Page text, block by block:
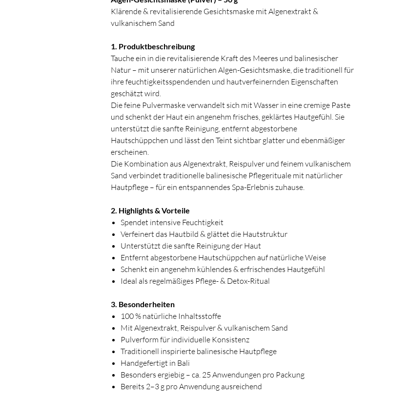
Klärende & revitalisierende Gesichtsmaske mit Algenextrakt &
vulkanischem Sand
1. Produktbeschreibung
Tauche ein in die revitalisierende Kraft des Meeres und balinesischer
Natur – mit unserer natürlichen Algen-Gesichtsmaske, die traditionell für
ihre feuchtigkeitsspendenden und hautverfeinernden Eigenschaften
geschätzt wird.
Die feine Pulvermaske verwandelt sich mit Wasser in eine cremige Paste
und schenkt der Haut ein angenehm frisches, geklärtes Hautgefühl. Sie
unterstützt die sanfte Reinigung, entfernt abgestorbene
Hautschüppchen und lässt den Teint sichtbar glatter und ebenmäßiger
erscheinen.
Die Kombination aus Algenextrakt, Reispulver und feinem vulkanischem
Sand verbindet traditionelle balinesische Pflegerituale mit natürlicher
Hautpflege – für ein entspannendes Spa-Erlebnis zuhause.
2. Highlights & Vorteile
Spendet intensive Feuchtigkeit
Verfeinert das Hautbild & glättet die Hautstruktur
Unterstützt die sanfte Reinigung der Haut
Entfernt abgestorbene Hautschüppchen auf natürliche Weise
Schenkt ein angenehm kühlendes & erfrischendes Hautgefühl
Ideal als regelmäßiges Pflege- & Detox-Ritual
3. Besonderheiten
100 % natürliche Inhaltsstoffe
Mit Algenextrakt, Reispulver & vulkanischem Sand
Pulverform für individuelle Konsistenz
Traditionell inspirierte balinesische Hautpflege
Handgefertigt in Bali
Besonders ergiebig – ca. 25 Anwendungen pro Packung
Bereits 2–3 g pro Anwendung ausreichend